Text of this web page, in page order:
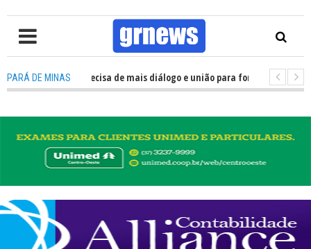
PARÁ DE MINAS
TV: Política precisa de mais diálogo e união para fortalecer Minas e